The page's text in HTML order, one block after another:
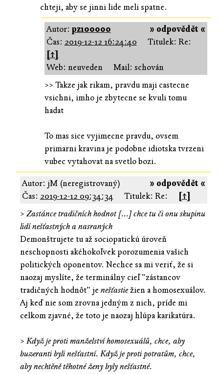
chteji, aby se jinni lide meli spatne.
» odpovědět «
Autor: pz100000
Čas: 2019-12-12 16:24:40
Titulek: Re:
[↑]
Web: neuveden
Mail: schován
>> Takze jak rikam, pravdu maji castecne
vsichni, imho je zbytecne se kvuli tomu
hadat
To mas sice vyjimecne pravdu, ovsem
primarni kravina je podobne idiotska tvrzeni
vubec vytahovat na svetlo bozi.
» odpovědět «
Autor: jM (neregistrovaný)
Čas: 2019-12-12 09:34:34 Titulek: Re:
[↑]
> Zastánce tradičních hodnot [...] chce tu či onu skupinu
lidí nešťastných a nasraných
Demonštrujete tu až sociopatickú úroveň
neschopnosti akéhokoľvek porozumenia vašich
politických oponentov. Nechce sa mi veriť, že si
naozaj myslíte, že terminálny cieľ "zástancov
tradičných hodnôt" je nešťastiežien a homosexuálov.
Aj keď nie som zrovna jedným z nich, príde mi
celkom zjavné, že toto je naozaj hlúpa karikatúra.
> Když je proti manželství homosexuálů, chce, aby
buzeranti byli nešťastní. Když je proti potratům, chce,
aby nechtěně těhotné ženy byly nešťastné.